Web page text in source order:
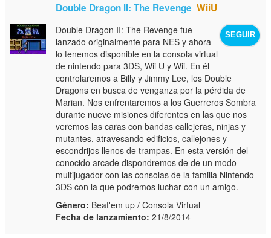
Double Dragon II: The Revenge WiiU
SEGUIR
Double Dragon II: The Revenge fue
lanzado originalmente para NES y ahora
lo tenemos disponible en la consola virtual
de nintendo para 3DS, Wii U y Wii. En él
controlaremos a Billy y Jimmy Lee, los Double
Dragons en busca de venganza por la pérdida de
Marian. Nos enfrentaremos a los Guerreros Sombra
durante nueve misiones diferentes en las que nos
veremos las caras con bandas callejeras, ninjas y
mutantes, atravesando edificios, callejones y
escondrijos llenos de trampas. En esta versión del
conocido arcade dispondremos de de un modo
multijugador con las consolas de la familia Nintendo
3DS con la que podremos luchar con un amigo.
Género: Beat'em up / Consola Virtual
Fecha de lanzamiento: 21/8/2014